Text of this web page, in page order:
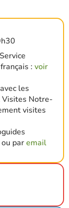
: voir
les
Visites Notre-
visites
paremail